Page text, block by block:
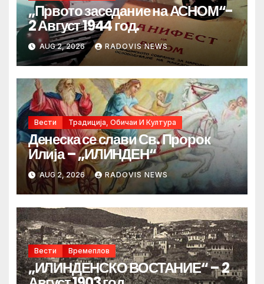
„Првото заседание на АСНОМ“-
2 Август 1944 год.
AUG 2, 2026 RADOVIS NEWS
Вести Традиција, Обичаи И Култура
Денеска се слави Св. Пророк
Илија – „ИЛИНДЕН“
AUG 2, 2026 RADOVIS NEWS
Вести Времеплов
„ИЛИНДЕНСКО ВОСТАНИЕ“ – 2